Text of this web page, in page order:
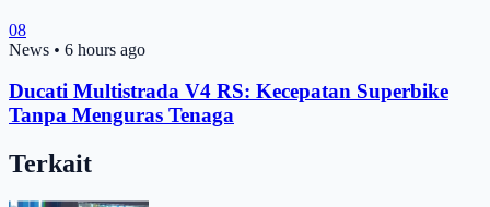
08
News • 6 hours ago
Ducati Multistrada V4 RS: Kecepatan Superbike
Tanpa Menguras Tenaga
Terkait